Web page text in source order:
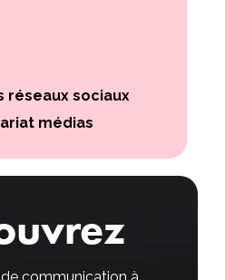
réseaux sociaux
médias